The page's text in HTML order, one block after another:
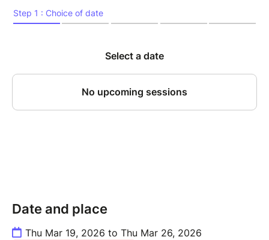
Date and place
Thu Mar 19, 2026 to Thu Mar 26, 2026